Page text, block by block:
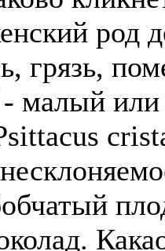
род
грязь,
или